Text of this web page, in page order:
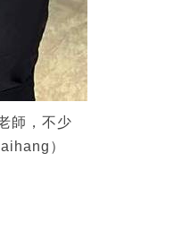
師，不少
）